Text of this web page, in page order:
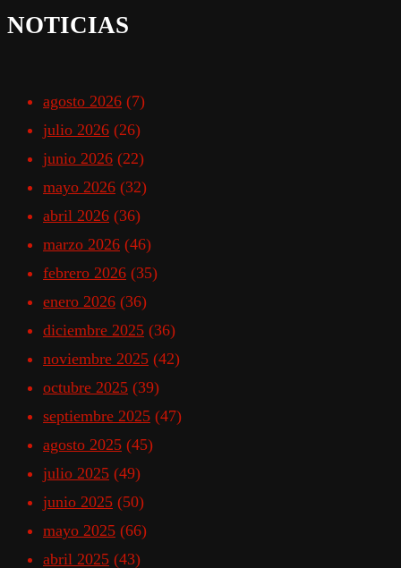
NOTICIAS
agosto 2026 (7)
julio 2026 (26)
junio 2026 (22)
mayo 2026 (32)
abril 2026 (36)
marzo 2026 (46)
febrero 2026 (35)
enero 2026 (36)
diciembre 2025 (36)
noviembre 2025 (42)
octubre 2025 (39)
septiembre 2025 (47)
agosto 2025 (45)
julio 2025 (49)
junio 2025 (50)
mayo 2025 (66)
abril 2025 (43)